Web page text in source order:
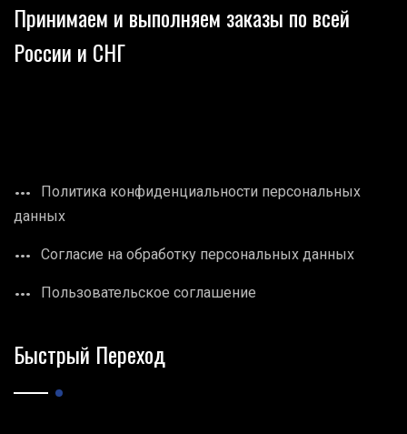
Принимаем и выполняем заказы по всей
России и СНГ
Политика конфиденциальности персональных
данных
Согласие на обработку персональных данных
Пользовательское соглашение
Быстрый Переход